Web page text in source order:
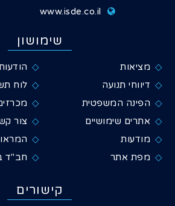
www.isde.co.il
שימושון
מציאות
דיווחי תנועה
לוח
הפינה המשפטית
אתרים שימושיים
צור
מודעות
מפת אתר
חב"ד
קישורים